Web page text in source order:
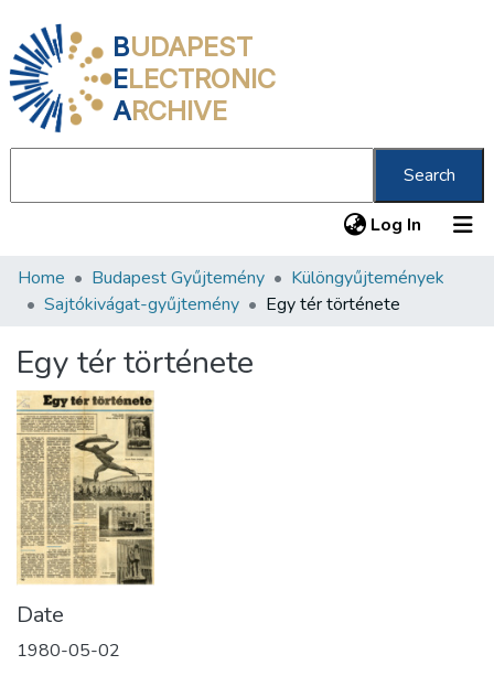
BUDAPEST
ELECTRONIC
ARCHIVE
Search
Log In (current)
Communities & Collections
Statistics
About us
Home Budapest Gyűjtemény
Különgyűjtemények
Sajtókivágat-gyűjtemény
Egy tér története
Egy tér története
Date
1980-05-02